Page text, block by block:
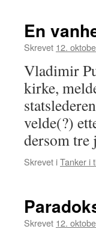
En
Skrevet 12.
Vladimir
kirke,
velde(?)
dersom
Skrevet iTanker i
Skrevet 12.